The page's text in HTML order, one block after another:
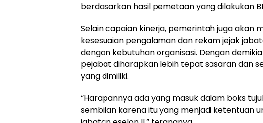
berdasarkan hasil pemetaan yang dilakukan
Selain capaian kinerja, pemerintah juga akan
kesesuaian pengalaman dan rekam jejak
dengan kebutuhan organisasi. Dengan
pejabat diharapkan lebih tepat sasaran dan
yang dimiliki.
“Harapannya ada yang masuk dalam boks
sembilan karena itu yang menjadi ketentuan